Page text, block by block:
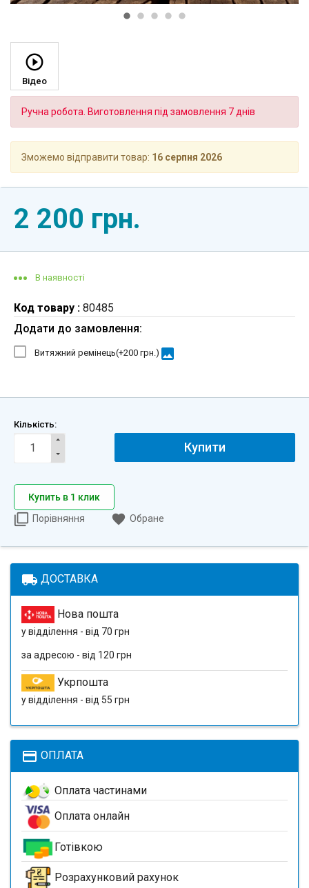
Відео
Ручна робота. Виготовлення під замовлення 7 днів
Зможемо відправити товар: 16 серпня 2026
2 200 грн.
В наявності
Код товару : 80485
Додати до замовлення:
Витяжний ремінець(+200 грн.) image
Кількість:
Купити
Купить в 1 клик
Порівняння
Обране
local_shipping ДОСТАВКА
Нова пошта
у відділення - від 70 грн
за адресою - від 120 грн
Укрпошта
у відділення - від 55 грн
payment ОПЛАТА
Оплата частинами
Оплата онлайн
Готівкою
Розрахунковий рахунок